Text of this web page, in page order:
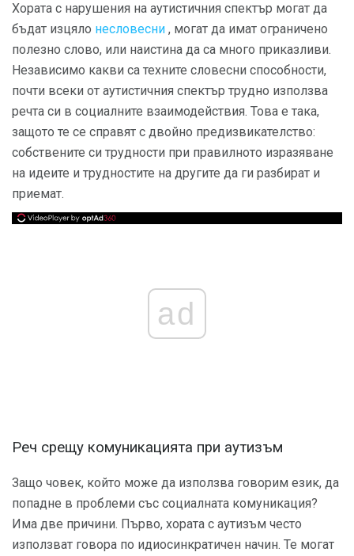
Хората с нарушения на аутистичния спектър могат да
бъдат изцяло несловесни , могат да имат ограничено
полезно слово, или наистина да са много приказливи.
Независимо какви са техните словесни способности,
почти всеки от аутистичния спектър трудно използва
речта си в социалните взаимодействия. Това е така,
защото те се справят с двойно предизвикателство:
собствените си трудности при правилното изразяване
на идеите и трудностите на другите да ги разбират и
приемат.
ad
Реч срещу комуникацията при аутизъм
Защо човек, който може да използва говорим език, да
попадне в проблеми със социалната комуникация?
Има две причини. Първо, хората с аутизъм често
използват говора по идиосинкратичен начин. Те могат